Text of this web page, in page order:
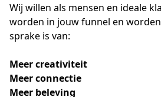
Wij willen als mensen en ideale
worden in jouw funnel en
sprake is van:
Meer creativiteit
Meer connectie
Meer beleving